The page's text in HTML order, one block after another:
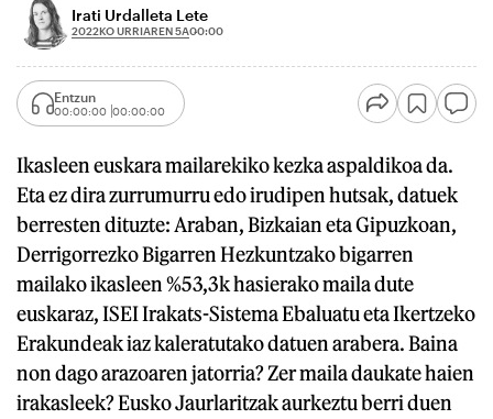
Irati Urdalleta Lete
2022KO URRIAREN 5A00:00
Entzun
00:00:00 00:00:00
Ikasleen euskara mailarekiko kezka aspaldikoa da.
Eta ez dira zurrumurru edo irudipen hutsak, datuek
berresten dituzte: Araban, Bizkaian eta Gipuzkoan,
Derrigorrezko Bigarren Hezkuntzako bigarren
mailako ikasleen %53,3k hasierako maila dute
euskaraz, ISEI Irakats-Sistema Ebaluatu eta Ikertzeko
Erakundeak iaz kaleratutako datuen arabera. Baina
non dago arazoaren jatorria? Zer maila daukate haien
irakasleek? Eusko Jaurlaritzak aurkeztu berri duen